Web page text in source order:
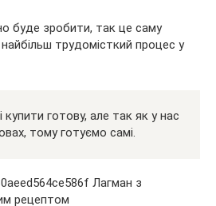
буде зробити, так це саму
трудомісткий процес у
купити готову, але так як у нас
тому готуємо самі.